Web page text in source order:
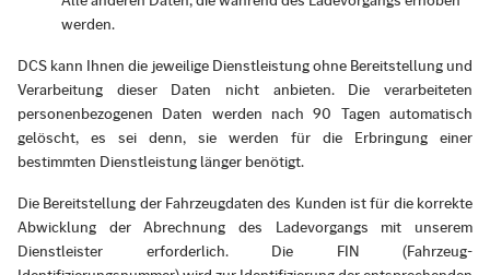
werden.
DCS kann Ihnen die jeweilige Dienstleistung ohne Bereitstellung und
Verarbeitung dieser Daten nicht anbieten. Die verarbeiteten
personenbezogenen Daten werden nach 90 Tagen automatisch
gelöscht, es sei denn, sie werden für die Erbringung einer
bestimmten Dienstleistung länger benötigt.
Die Bereitstellung der Fahrzeugdaten des Kunden ist für die korrekte
Abwicklung der Abrechnung des Ladevorgangs mit unserem
Dienstleister erforderlich. Die FIN (Fahrzeug-